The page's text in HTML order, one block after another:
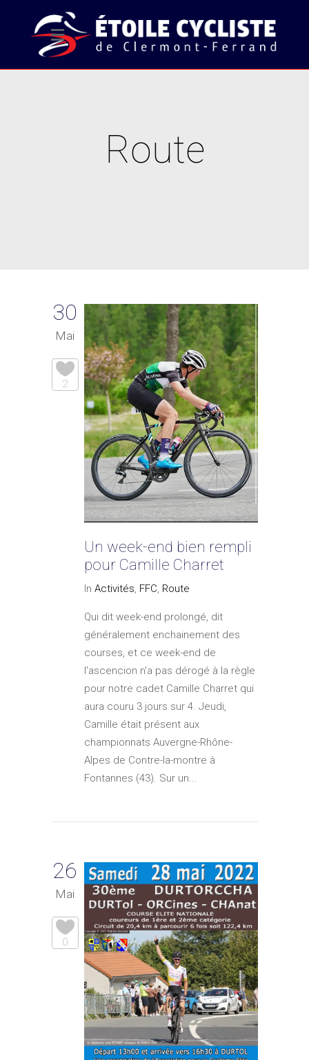
Route
30
Mai
2
Un week-end bien rempli
pour Camille Charret
In Activités FFC Route
Qui dit week-end prolongé, dit
généralement enchainement des
courses, et ce week-end de
l'ascencion n'a pas dérogé à la règle
pour notre cadet Camille Charret qui
aura couru 3 jours sur 4. Jeudi,
Camille était présent aux
championnats Auvergne-Rhône-
Alpes de Contre-la-montre à
Fontannes (43). Sur un...
26
Mai
0